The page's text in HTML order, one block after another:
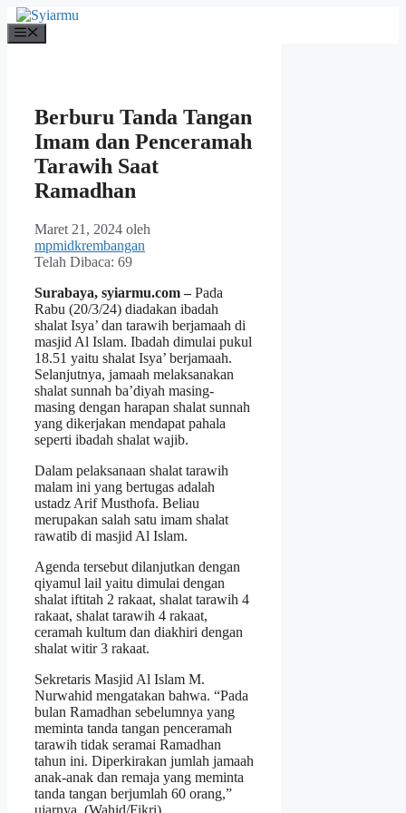
Langsung
ke
isi
Berburu Tanda Tangan
Imam dan Penceramah
Tarawih Saat
Ramadhan
Maret 21, 2024 oleh
mpmidkrembangan
Telah Dibaca: 69
Surabaya, syiarmu.com –Pada
Rabu (20/3/24) diadakan ibadah
shalat Isya’ dan tarawih berjamaah di
masjid Al Islam. Ibadah dimulai pukul
18.51 yaitu shalat Isya’ berjamaah.
Selanjutnya, jamaah melaksanakan
shalat sunnah ba’diyah masing-
masing dengan harapan shalat sunnah
yang dikerjakan mendapat pahala
seperti ibadah shalat wajib.
Dalam pelaksanaan shalat tarawih
malam ini yang bertugas adalah
ustadz Arif Musthofa. Beliau
merupakan salah satu imam shalat
rawatib di masjid Al Islam.
Agenda tersebut dilanjutkan dengan
qiyamul lail yaitu dimulai dengan
shalat iftitah 2 rakaat, shalat tarawih 4
rakaat, shalat tarawih 4 rakaat,
ceramah kultum dan diakhiri dengan
shalat witir 3 rakaat.
Sekretaris Masjid Al Islam M.
Nurwahid mengatakan bahwa. “Pada
bulan Ramadhan sebelumnya yang
meminta tanda tangan penceramah
tarawih tidak seramai Ramadhan
tahun ini. Diperkirakan jumlah jamaah
anak-anak dan remaja yang meminta
tanda tangan berjumlah 60 orang,”